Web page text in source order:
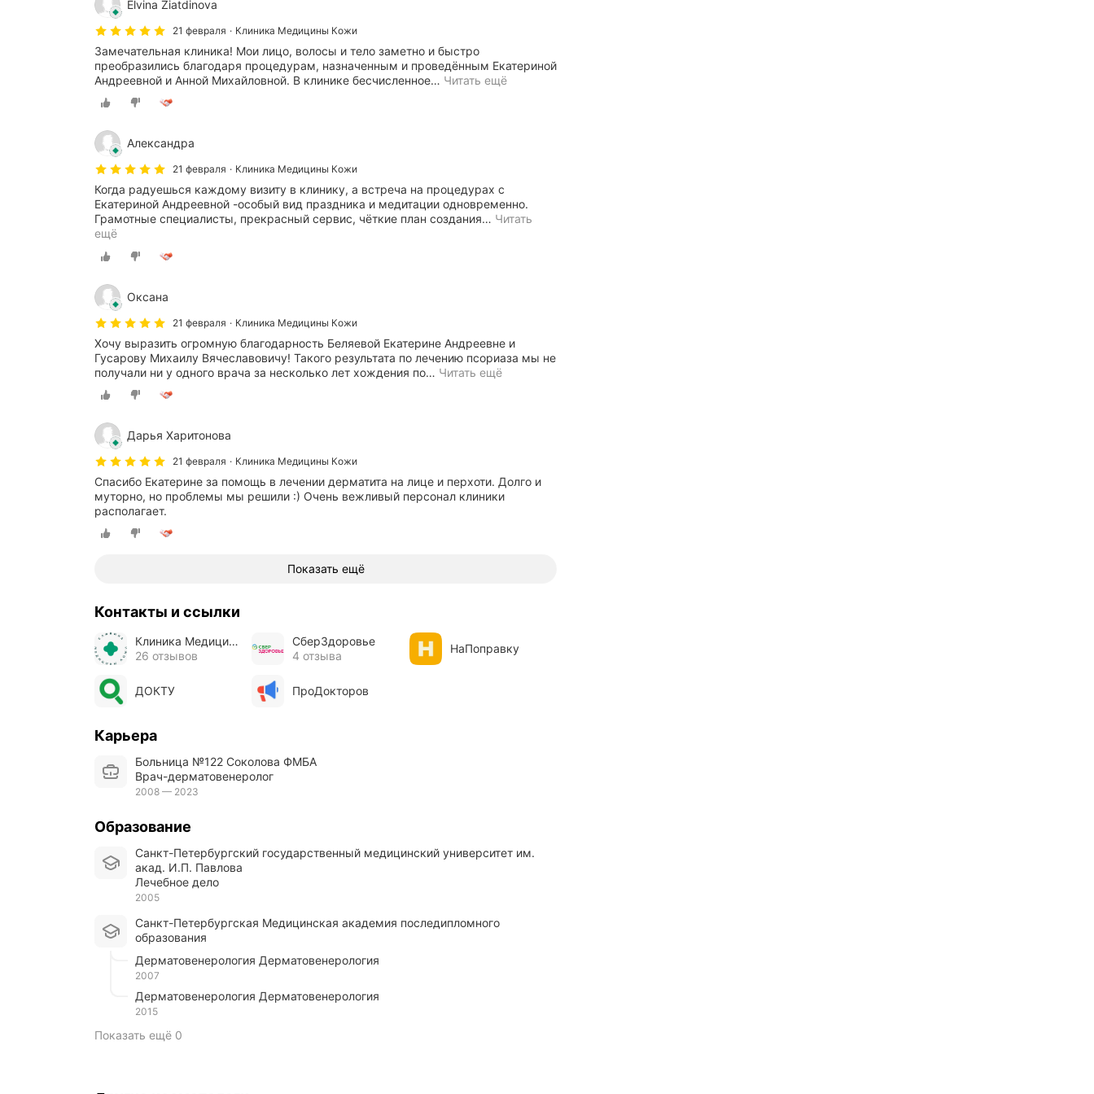
Elvina Ziatdinova
21 февраля Клиника Медицины Кожи
Замечательная клиника! Мои лицо, волосы и тело заметно и быстро
преобразились благодаря процедурам, назначенным и проведённым Екатериной
Андреевной и Анной Михайловной. В клинике бесчисленное… Читать ещё
Александра
21 февраля Клиника Медицины Кожи
Когда радуешься каждому визиту в клинику, а встреча на процедурах с
Екатериной Андреевной -особый вид праздника и медитации одновременно.
Грамотные специалисты, прекрасный сервис, чёткие план создания… Читать
ещё
Оксана
21 февраля Клиника Медицины Кожи
Хочу выразить огромную благодарность Беляевой Екатерине Андреевне и
Гусарову Михаилу Вячеславовичу! Такого результата по лечению псориаза мы не
получали ни у одного врача за несколько лет хождения по… Читать ещё
Дарья Харитонова
21 февраля Клиника Медицины Кожи
Спасибо Екатерине за помощь в лечении дерматита на лице и перхоти. Долго и
муторно, но проблемы мы решили :) Очень вежливый персонал клиники
располагает.
Показать ещё
Контакты и ссылки
Клиника Медицины Кожи
26 отзывов
СберЗдоровье
4 отзыва
НаПоправку
ДОКТУ ПроДокторов
Карьера
Больница №122 Соколова ФМБА
Врач-дерматовенеролог
2008 — 2023
Образование
Санкт-Петербургский государственный медицинский университет им.
акад. И.П. Павлова
Лечебное дело
2005
Санкт-Петербургская Медицинская академия последипломного
образования
Дерматовенерология Дерматовенерология
2007
Дерматовенерология Дерматовенерология
2015
Показать ещё 0